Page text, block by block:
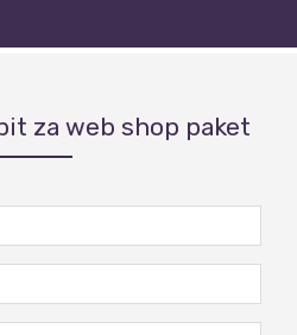
za web shop paket